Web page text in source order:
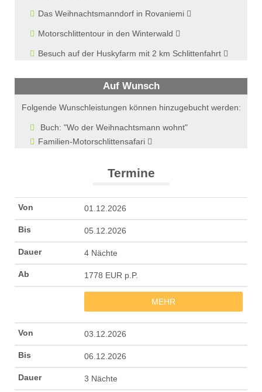
Das Weihnachtsmanndorf in Rovaniemi
Motorschlittentour in den Winterwald
Besuch auf der Huskyfarm mit 2 km Schlittenfahrt
Auf Wunsch
Folgende Wunschleistungen können hinzugebucht werden:
Buch: "Wo der Weihnachtsmann wohnt"
Familien-Motorschlittensafari
Termine
01.12.2026
05.12.2026
4 Nächte
1778 EUR p.P.
MEHR
03.12.2026
06.12.2026
3 Nächte